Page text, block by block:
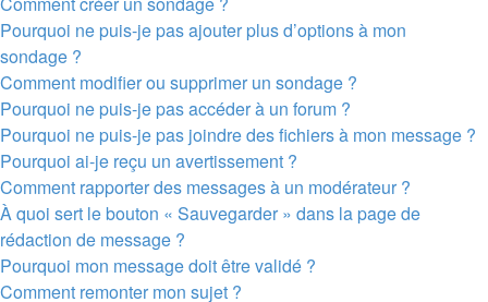
Pourquoi ne puis-je pas ajouter plus d’options à mon
sondage ?
Comment modifier ou supprimer un sondage ?
Pourquoi ne puis-je pas accéder à un forum ?
Pourquoi ne puis-je pas joindre des fichiers à mon message ?
Pourquoi ai-je reçu un avertissement ?
Comment rapporter des messages à un modérateur ?
À quoi sert le bouton « Sauvegarder » dans la page de
rédaction de message ?
Pourquoi mon message doit être validé ?
Comment remonter mon sujet ?